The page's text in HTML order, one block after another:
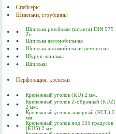
Спейсеры
Шпильки, струбцины
Шпилька резьбовая (штанга) DIN 975
Zn
Шпилька автомобильная
Шпилька автомобильная ремонтная
Шуруп-шпилька
Шпильки
Перфорация, крепежи
Крепежный уголок (KU) 2 мм.
Крепежный уголок Z-образный (KUZ)
2 мм.
Крепежный уголок анкерный (KUL) 2
мм.
Крепежный уголок под 135 градусов
(KUS) 2 мм.